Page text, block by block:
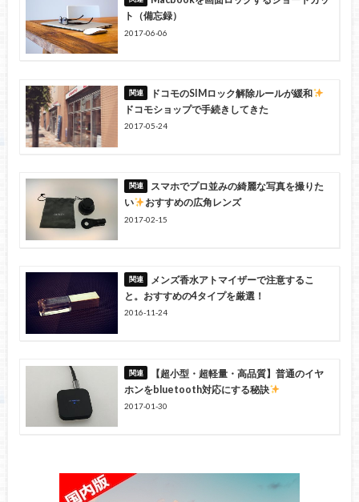
ト（備忘録）
2017-06-06
ドコモのSIMロック解除ルールが緩和
ドコモショップで手続きしてきた
2017-05-24
スマホでプロ並みの綺麗な写真を撮りた
い
おすすめの広角レンズ
2017-02-15
メンズ香水アトマイザーで注意するこ
と。おすすめの4タイプを厳選！
2016-11-24
【超小型・超軽量・高品質】普通のイヤ
ホンをbluetooth対応にする秘訣
2017-01-30